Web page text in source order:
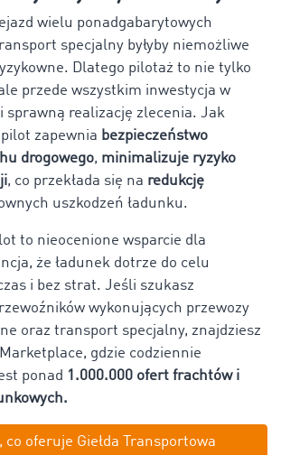
wielu ponadgabarytowych
specjalny byłyby niemożliwe
Dlatego pilotaż to nie tylko
przede wszystkim inwestycja w
sprawną realizację zlecenia. Jak
zapewnia bezpieczeństwo
drogowego, minimalizuje ryzyko
, co przekłada się na redukcję
uszkodzeń ładunku.
to nieocenione wsparcie dla
że ładunek dotrze do celu
i bez strat. Jeśli szukasz
wykonujących przewozy
oraz transport specjalny, znajdziesz
gdzie codziennie
ponad 1.000.000 ofert frachtów i
co oferuje Giełda Transportowa